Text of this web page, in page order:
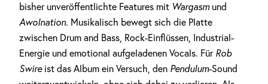
bisher unveröffentlichte Features mit Wargasmund
Awolnation. Musikalisch bewegt sich die Platte
zwischen Drum and Bass, Rock-Einflüssen, Industrial-
Energie und emotional aufgeladenen Vocals. Für Rob
Swireist das Album ein Versuch, den Pendulum-Sound